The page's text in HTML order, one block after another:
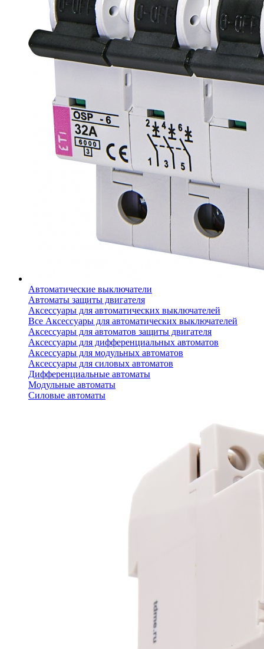
Автоматические выключатели
Автоматы защиты двигателя
Аксессуары для автоматических выключателей
Все Аксессуары для автоматических выключателей
Аксессуары для автоматов защиты двигателя
Аксессуары для дифференциальных автоматов
Аксессуары для модульных автоматов
Аксессуары для силовых автоматов
Дифференциальные автоматы
Модульные автоматы
Силовые автоматы